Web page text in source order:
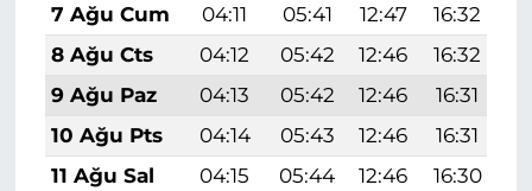
7 Ağu Cum
04:11 05:41 12:47 16:32
8 Ağu Cts
04:12 05:42 12:46 16:32
9 Ağu Paz
04:13 05:42 12:46 16:31
10 Ağu Pts
04:14 05:43 12:46 16:31
11 Ağu Sal
04:15 05:44 12:46 16:30